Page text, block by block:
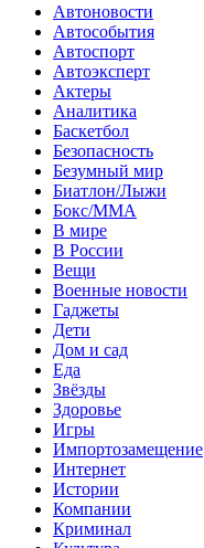
Автоновости
Автособытия
Автоспорт
Автоэксперт
Актеры
Аналитика
Баскетбол
Безопасность
Безумный мир
Биатлон/Лыжи
Бокс/MMA
В мире
В России
Вещи
Военные новости
Гаджеты
Дети
Дом и сад
Еда
Звёзды
Здоровье
Игры
Импортозамещение
Интернет
Истории
Компании
Криминал